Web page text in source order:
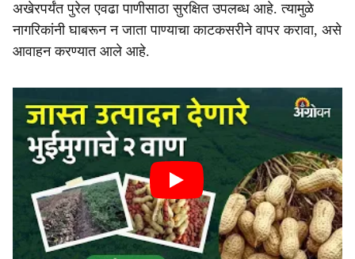
अखेरपर्यंत पुरेल एवढा पाणीसाठा सुरक्षित उपलब्ध आहे. त्यामुळे
नागरिकांनी घाबरून न जाता पाण्याचा काटकसरीने वापर करावा, असे
आवाहन करण्यात आले आहे.